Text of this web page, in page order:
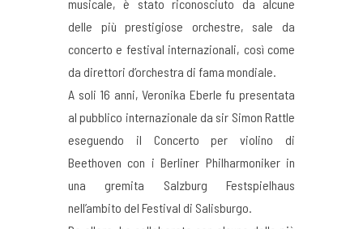
musicale, è stato riconosciuto da alcune
delle più prestigiose orchestre, sale da
concerto e festival internazionali, così come
da direttori d’orchestra di fama mondiale.
A soli 16 anni, Veronika Eberle fu presentata
al pubblico internazionale da sir Simon Rattle
eseguendo il Concerto per violino di
Beethoven con i Berliner Philharmoniker in
una gremita Salzburg Festspielhaus
nell’ambito del Festival di Salisburgo.